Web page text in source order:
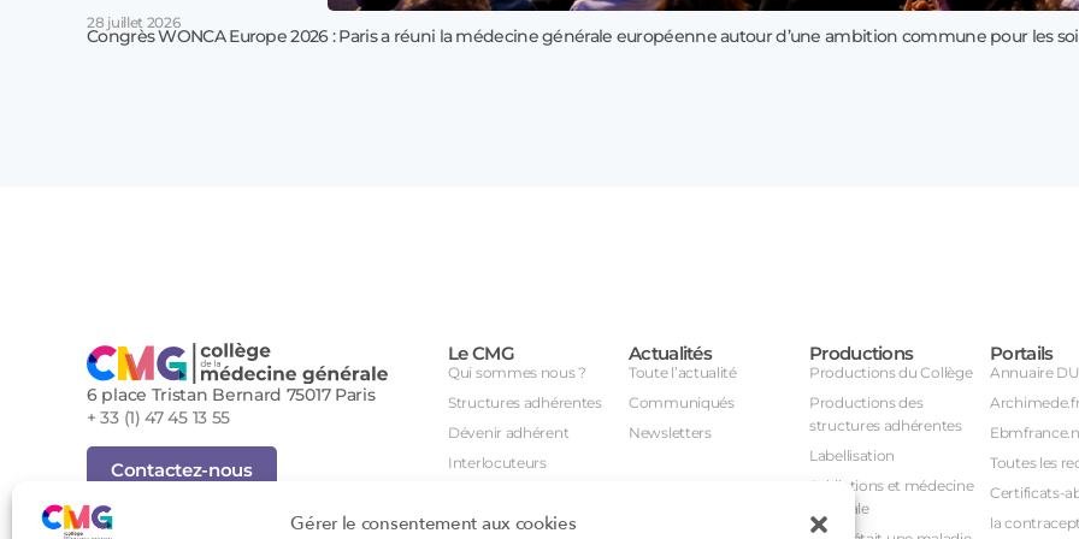
Gérer le consentement aux cookies
28 juillet 2026
Congrès WONCA Europe 2026 : Paris a réuni la médecine générale européenne autour d’une ambition commune pour les
6 place Tristan Bernard 75017 Paris
+ 33 (1) 47 45 13 55
Contactez-nous
Inscription Newsletter
Foire aux questions (FAQ)
Le CMG
Qui sommes nous ?
Structures adhérentes
Dévenir adhérent
Interlocuteurs
Groupes de travail
Actualités
Toute l’actualité
Communiqués
Newsletters
Productions
Productions du Collège
Productions des
structures adhérentes
Labellisation
Addictions et médecine
générale
Portails
Annuaire
Archimede.fr
Toutes les
Certificats-
la